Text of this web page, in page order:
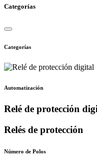
Categorías
Categorías
Automatización
Relé de protección
Relés de protección
Número de Polos